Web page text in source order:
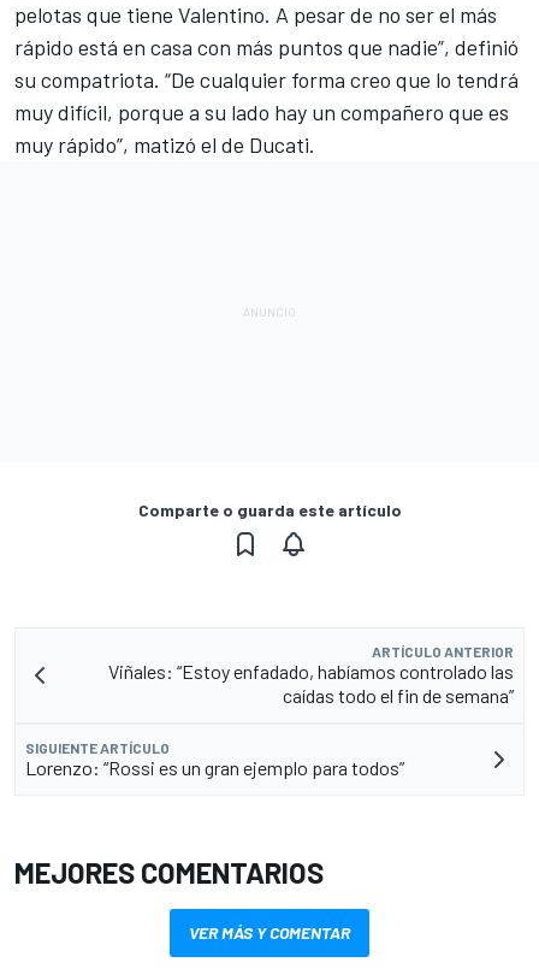
pelotas que tiene Valentino. A pesar de no ser el más
rápido está en casa con más puntos que nadie”, definió
su compatriota. “De cualquier forma creo que lo tendrá
muy difícil, porque a su lado hay un compañero que es
muy rápido”, matizó el de Ducati.
Comparte o guarda este artículo
ARTÍCULO ANTERIOR
Viñales: “Estoy enfadado, habíamos controlado las
caídas todo el fin de semana”
SIGUIENTE ARTÍCULO
Lorenzo: “Rossi es un gran ejemplo para todos”
MEJORES COMENTARIOS
VER MÁS Y COMENTAR